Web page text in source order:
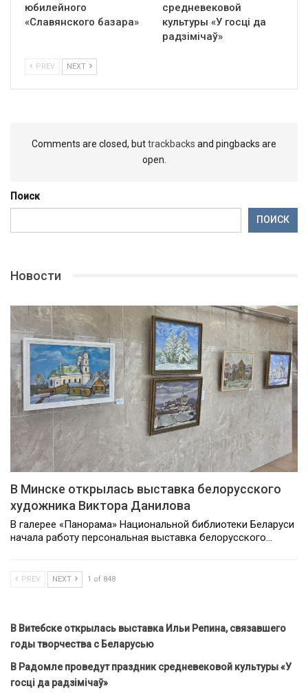
юбилейного
«Славянского базара»
средневековой
культуры «У госці да
радзімічаў»
PREV NEXT
Comments are closed, buttrackbacks and pingbacks are
open.
Поиск
ПОИСК
Новости
В Минске открылась выставка белорусского
художника Виктора Данилова
В галерее «Панорама» Национальной библиотеки Беларуси
начала работу персональная выставка белорусского…
PREV NEXT 1 of 848
В Витебске открылась выставка Ильи Репина, связавшего
годы творчества с Беларусью
В Радомле проведут праздник средневековой культуры «У
госці да радзімічаў»